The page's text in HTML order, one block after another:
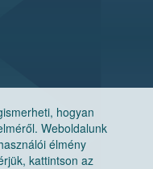
hogyan
Weboldalunk
élmény
kattintson az